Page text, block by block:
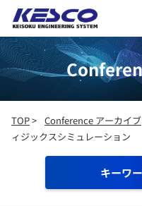
TOP> Conference アーカイブ
ィジックスシミュレーション
キーワ